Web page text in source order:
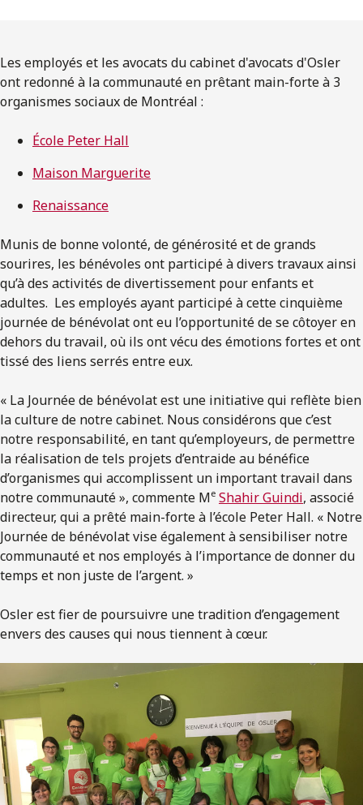
Les employés et les avocats du cabinet d'avocats d'Osler
ont redonné à la communauté en prêtant main-forte à 3
organismes sociaux de Montréal :
École Peter Hall
Maison Marguerite
Renaissance
Munis de bonne volonté, de générosité et de grands
sourires, les bénévoles ont participé à divers travaux ainsi
qu’à des activités de divertissement pour enfants et
adultes. Les employés ayant participé à cette cinquième
journée de bénévolat ont eu l’opportunité de se côtoyer en
dehors du travail, où ils ont vécu des émotions fortes et ont
tissé des liens serrés entre eux.
« La Journée de bénévolat est une initiative qui reflète bien
la culture de notre cabinet. Nous considérons que c’est
notre responsabilité, en tant qu’employeurs, de permettre
la réalisation de tels projets d’entraide au bénéfice
d’organismes qui accomplissent un important travail dans
notre communauté », commente Me Shahir Guindi, associé
directeur, qui a prêté main-forte à l’école Peter Hall. « Notre
Journée de bénévolat vise également à sensibiliser notre
communauté et nos employés à l’importance de donner du
temps et non juste de l’argent. »
Osler est fier de poursuivre une tradition d’engagement
envers des causes qui nous tiennent à cœur.